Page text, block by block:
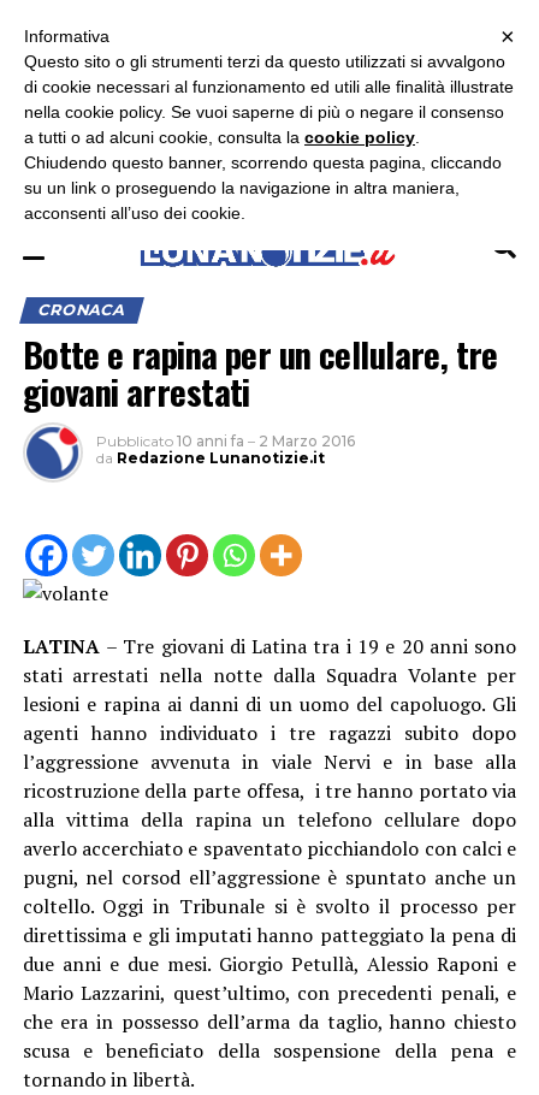
ASCOLTA RADIO LUNA
CRONACA
Botte e rapina per un cellulare, tre
giovani arrestati
Pubblicato 10 anni fa – 2 Marzo 2016
da Redazione Lunanotizie.it
LATINA – Tre giovani di Latina tra i 19 e 20 anni sono
stati arrestati nella notte dalla Squadra Volante per
lesioni e rapina ai danni di un uomo del capoluogo. Gli
agenti hanno individuato i tre ragazzi subito dopo
l’aggressione avvenuta in viale Nervi e in base alla
ricostruzione della parte offesa, i tre hanno portato via
alla vittima della rapina un telefono cellulare dopo
averlo accerchiato e spaventato picchiandolo con calci e
pugni, nel corsod ell’aggressione è spuntato anche un
coltello. Oggi in Tribunale si è svolto il processo per
direttissima e gli imputati hanno patteggiato la pena di
due anni e due mesi. Giorgio Petullà, Alessio Raponi e
Mario Lazzarini, quest’ultimo, con precedenti penali, e
che era in possesso dell’arma da taglio, hanno chiesto
scusa e beneficiato della sospensione della pena e
tornando in libertà.
×
×
Informativa
Questo sito o gli strumenti terzi da questo utilizzati si avvalgono
di cookie necessari al funzionamento ed utili alle finalità illustrate
nella cookie policy. Se vuoi saperne di più o negare il consenso
a tutti o ad alcuni cookie, consulta la cookie policy
Chiudendo questo banner, scorrendo questa pagina, cliccando
su un link o proseguendo la navigazione in altra maniera,
acconsenti all’uso dei cookie.